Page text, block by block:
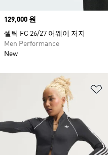
Price
129,000 원
셀틱 FC 26/27 어웨이 저지
Men Performance
New